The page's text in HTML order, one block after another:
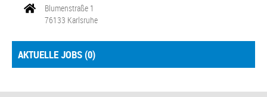
Blumenstraße 1
76133 Karlsruhe
AKTUELLE JOBS (0)